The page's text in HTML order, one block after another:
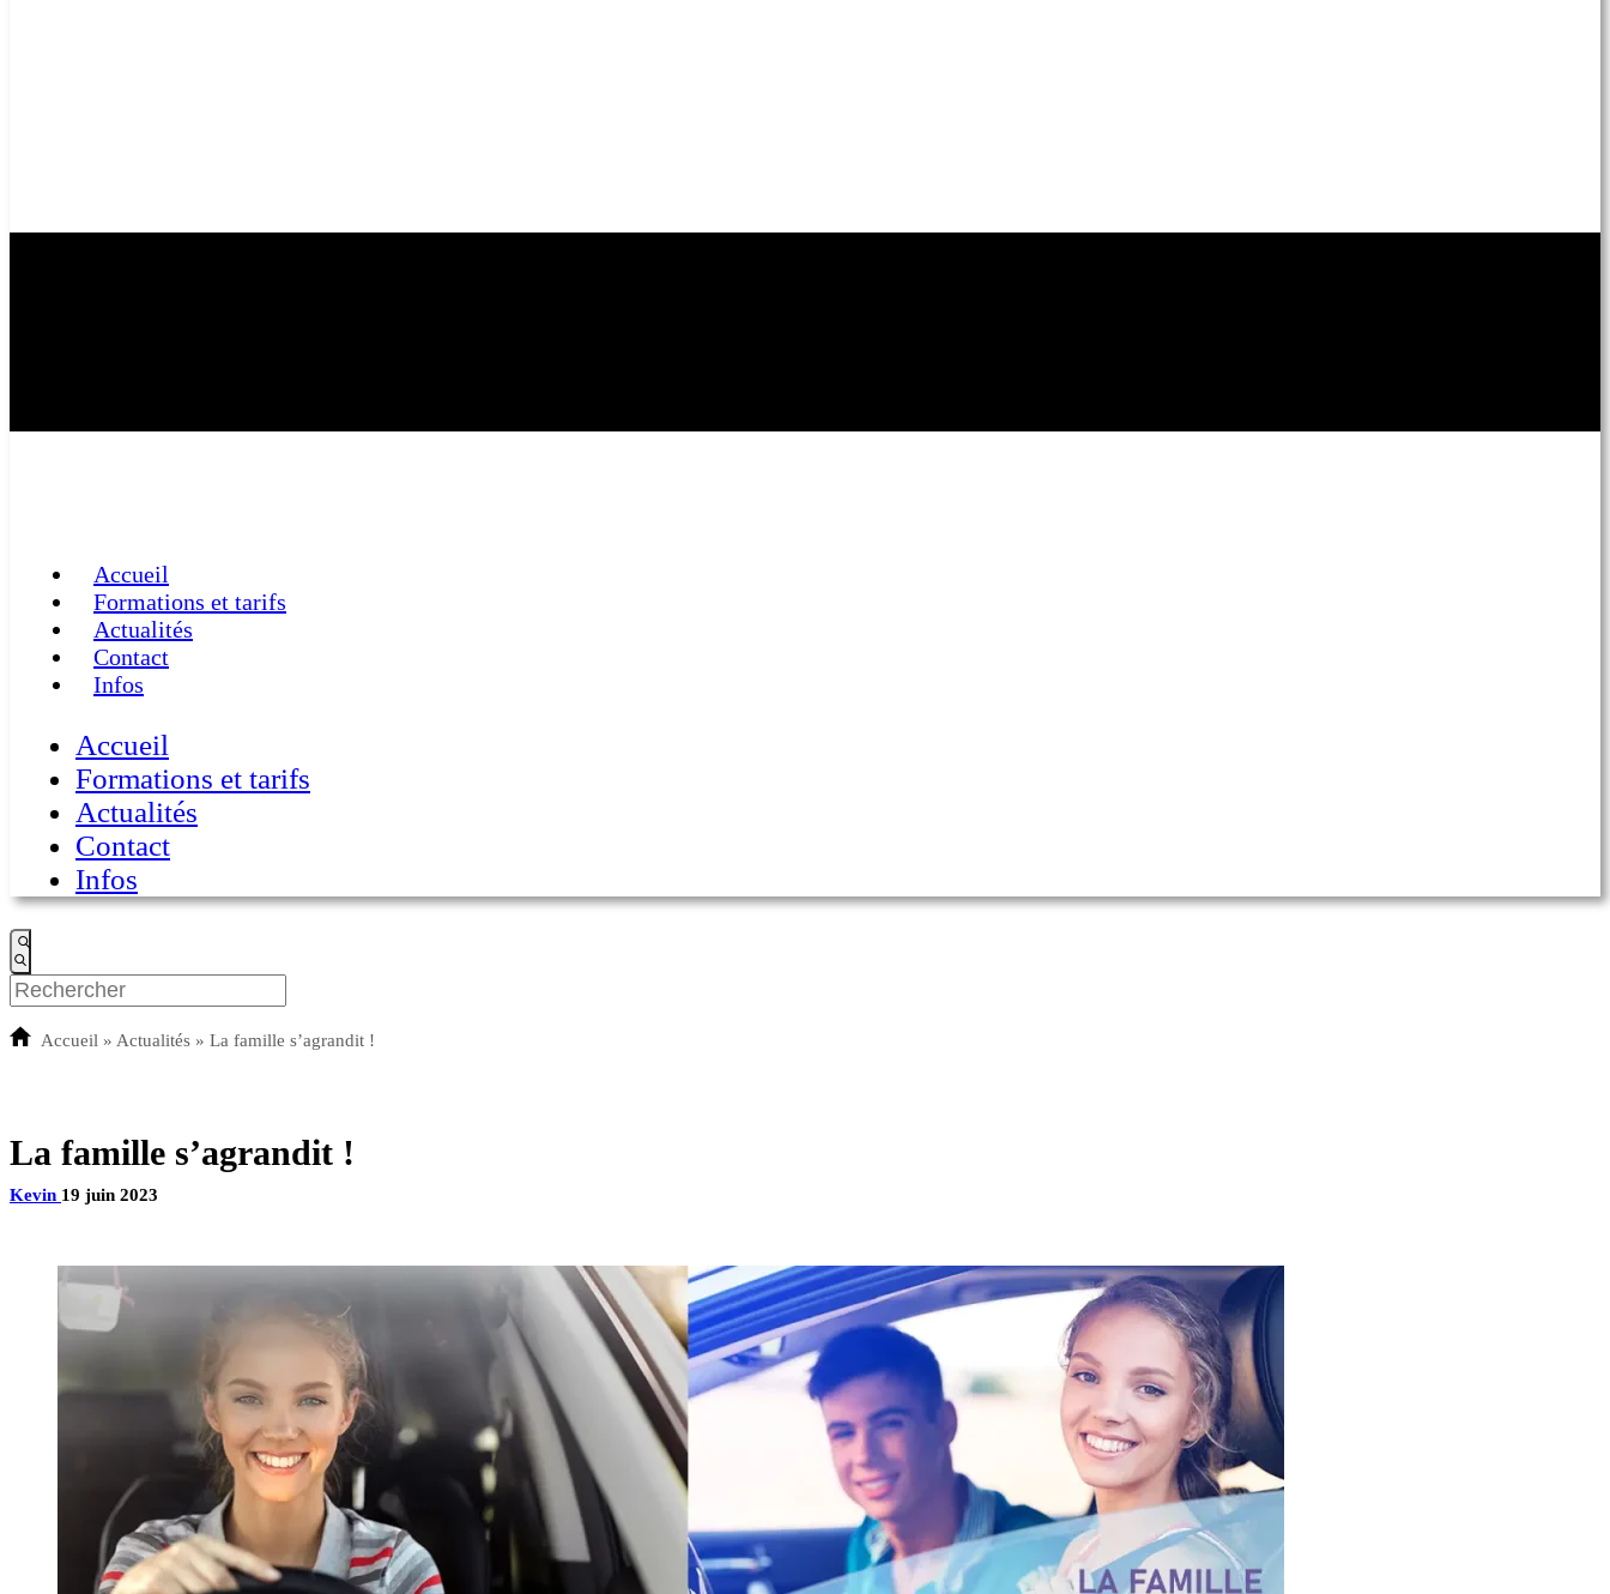
Accueil
Formations et tarifs
Actualités
Contact
Infos
Accueil
Formations et tarifs
Actualités
Contact
Infos
Accueil » Actualités » La famille s’agrandit !
La famille s’agrandit !
Kevin 19 juin 2023